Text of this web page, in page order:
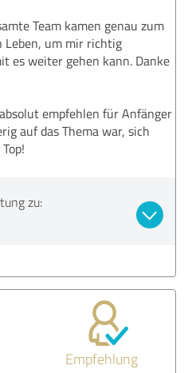
Team kamen genau zum
um mir richtig
es weiter gehen kann. Danke
empfehlen für Anfänger
auf das Thema war, sich
zu:
Empfehlung